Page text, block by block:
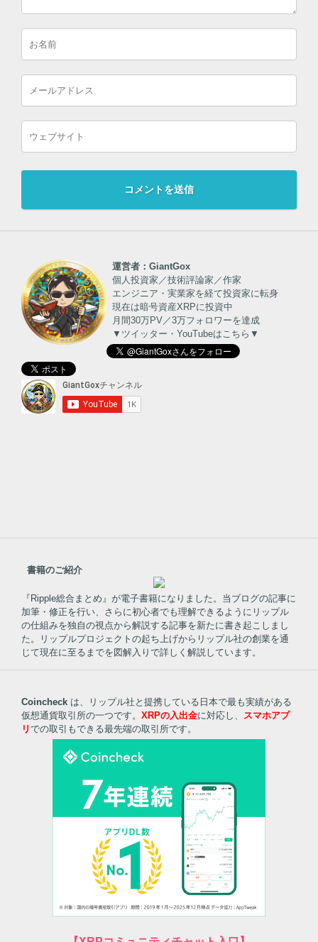
運営者：GiantGox
個人投資家／技術評論家／作家
エンジニア・実業家を経て投資家に転身
現在は暗号資産XRPに投資中
月間30万PV／3万フォロワーを達成
▼ツイッター・YouTubeはこちら▼
書籍のご紹介
『Ripple総合まとめ』が電子書籍になりました。当ブログの記事に
加筆・修正を行い、さらに初心者でも理解できるようにリップル
の仕組みを独自の視点から解説する記事を新たに書き起こしまし
た。リップルプロジェクトの起ち上げからリップル社の創業を通
じて現在に至るまでを図解入りで詳しく解説しています。
Coincheck は、リップル社と提携している日本で最も実績がある
仮想通貨取引所の一つです。 XRPの入出金に対応し、 スマホアプ
リでの取引もできる最先端の取引所です。